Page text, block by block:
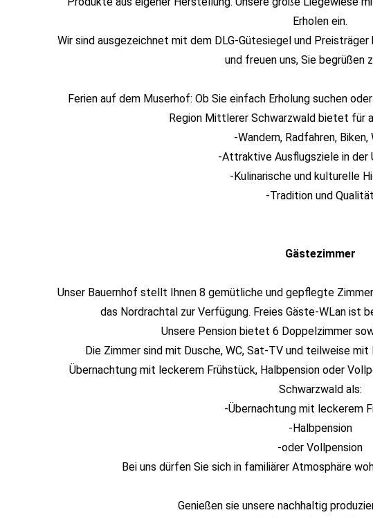
Erholen ein.
Wir sind ausgezeichnet mit dem DLG-Gütesiegel und
und freuen uns, Sie begrüßen
Ferien auf dem Muserhof: Ob Sie einfach Erholung suchen
Region Mittlerer Schwarzwald bietet für
-Wandern, Radfahren, Biken,
-Attraktive Ausflugsziele in der
-Kulinarische und kulturelle
-Tradition und Qualität
Gästezimmer
Unser Bauernhof stellt Ihnen 8 gemütliche und gepflegte
das Nordrachtal zur Verfügung. Freies Gäste-WLan ist
Unsere Pension bietet 6 Doppelzimmer
Die Zimmer sind mit Dusche, WC, Sat-TV und teilweise
Übernachtung mit leckerem Frühstück, Halbpension oder
Schwarzwald als:
-Übernachtung mit leckerem
-Halbpension
-oder Vollpension
Bei uns dürfen Sie sich in familiärer Atmosphäre
Genießen sie unsere nachhaltig